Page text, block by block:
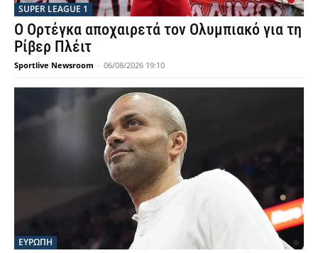
SUPER LEAGUE 1
Ο Ορτέγκα αποχαιρετά τον Ολυμπιακό για τη
Ρίβερ Πλέιτ
Sportlive Newsroom - 06/08/2026 19:10
ΕΥΡΩΠΗ